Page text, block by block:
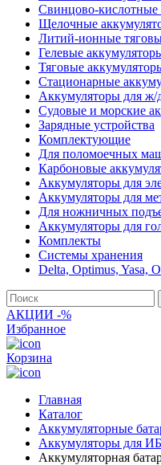
Свинцово-кислотные
Щелочные
Литий-ионные
Гелевые
Тяговые
Стационарные
Аккумуляторы для ж/
Судовые и морские
Зарядные устройства
Комплектующие
Для поломоечных
Карбоновые
Аккумуляторы для
Аккумуляторы для
Для ножничных
Аккумуляторы для
Комплекты
Системы хранения
Delta, Optimus, Yasa,
АКЦИИ -%
Избранное
Корзина
Главная
Каталог
Аккумуляторные
Аккумуляторы для
Аккумуляторная